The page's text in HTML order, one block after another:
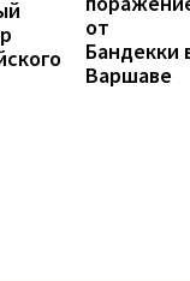
от
Бандекки
Варшаве